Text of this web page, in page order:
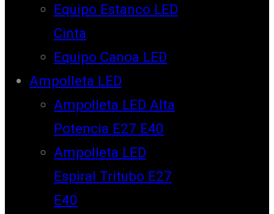
Equipo Estanco LED
Cinta
Equipo Canoa LED
Ampolleta LED
Ampolleta LED Alta
Potencia E27 E40
Ampolleta LED
Espiral Tritubo E27
E40